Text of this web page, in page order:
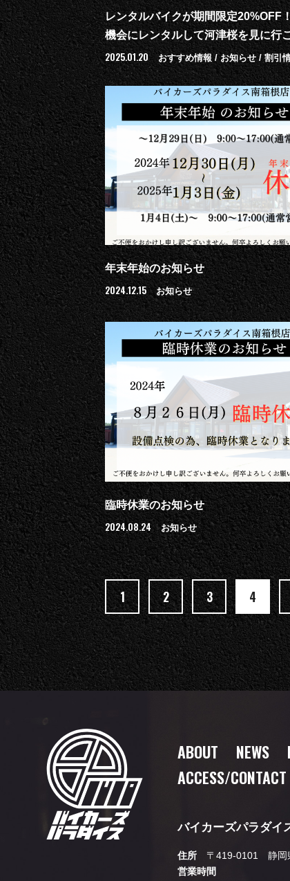
レンタルバイクが期間限定
機会にレンタルして河津桜を見に行
2025.01.20 おすすめ情報 / お知らせ / 割引
年末年始のお知らせ
2024.12.15 お知らせ
臨時休業のお知らせ
2024.08.24 お知らせ
1 2 3 4
ABOUT NEWS
ACCESS/CONTACT
バイカーズパラダイ
住所 〒419-0101 静岡
営業時間